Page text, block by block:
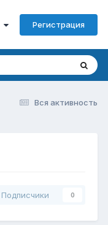
Регистрация
Вся активность
Подписчики 0